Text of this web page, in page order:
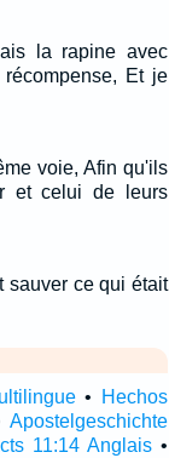
la rapine avec
Et je
voie, Afin qu'ils
et celui de leurs
sauver ce qui était
•
Hechos
Apostelgeschichte
11:14 Anglais •